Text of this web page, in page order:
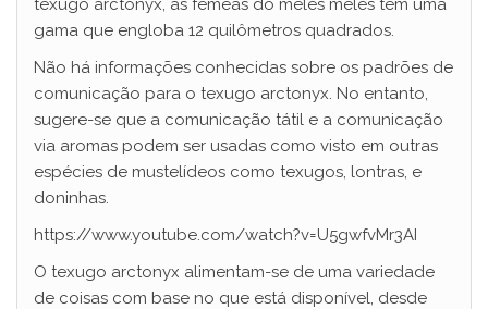
gama que engloba 12 quilômetros quadrados.
Não há informações conhecidas sobre os padrões de
comunicação para o texugo arctonyx. No entanto,
sugere-se que a comunicação tátil e a comunicação
via aromas podem ser usadas como visto em outras
espécies de mustelídeos como texugos, lontras, e
doninhas.
https://www.youtube.com/watch?v=U5gwfvMr3AI
O texugo arctonyx alimentam-se de uma variedade
de coisas com base no que está disponível, desde